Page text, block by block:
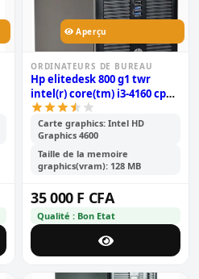
Aperçu
ORDINATEURS DE BUREAU
Hp elitedesk 800 g1 twr
intel(r) core(tm) i3-4160 cpu
@ 3.60ghz 3.60 ghz
Carte graphics: Intel HD
Graphics 4600
Taille de la memoire
graphics(vram): 128 MB
35 000 F CFA
Qualité : Bon Etat